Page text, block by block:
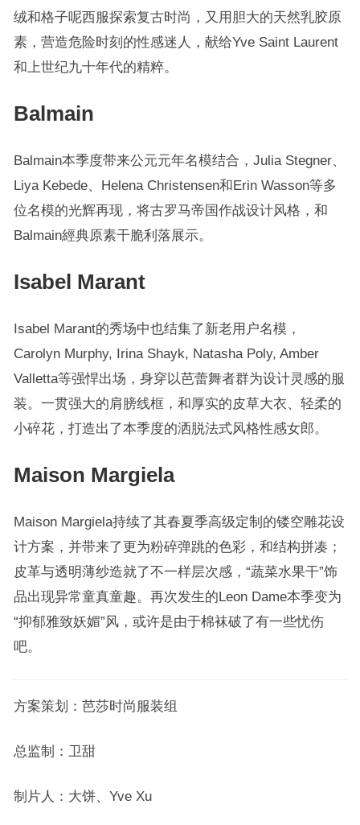
绒和格子呢西服探索复古时尚，又用胆大的天然乳胶原
素，营造危险时刻的性感迷人，献给Yve Saint Laurent
和上世纪九十年代的精粹。
Balmain
Balmain本季度带来公元元年名模结合，Julia Stegner、
Liya Kebede、Helena Christensen和Erin Wasson等多
位名模的光辉再现，将古罗马帝国作战设计风格，和
Balmain經典原素干脆利落展示。
Isabel Marant
Isabel Marant的秀场中也结集了新老用户名模，
Carolyn Murphy, Irina Shayk, Natasha Poly, Amber
Valletta等强悍出场，身穿以芭蕾舞者群为设计灵感的服
装。一贯强大的肩膀线框，和厚实的皮草大衣、轻柔的
小碎花，打造出了本季度的洒脱法式风格性感女郎。
Maison Margiela
Maison Margiela持续了其春夏季高级定制的镂空雕花设
计方案，并带来了更为粉碎弹跳的色彩，和结构拼凑；
皮革与透明薄纱造就了不一样层次感，“蔬菜水果干”饰
品出现异常童真童趣。再次发生的Leon Dame本季变为
“抑郁雅致妖媚”风，或许是由于棉袜破了有一些忧伤
吧。
方案策划：芭莎时尚服装组
总监制：卫甜
制片人：大饼、Yve Xu